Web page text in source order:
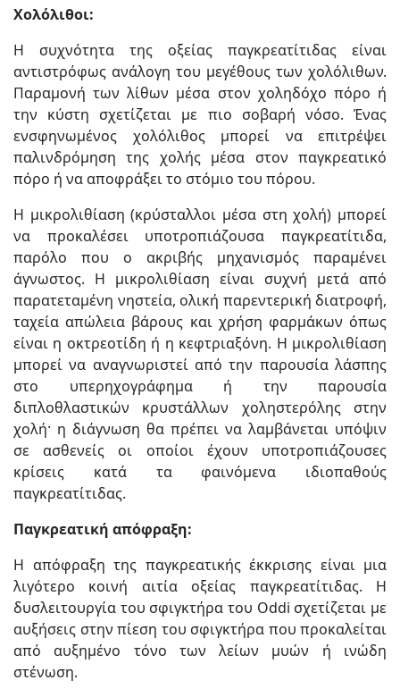
Χολόλιθοι:
Η συχνότητα της οξείας παγκρεατίτιδας είναι
αντιστρόφως ανάλογη του μεγέθους των χολόλιθων.
Παραμονή των λίθων μέσα στον χοληδόχο πόρο ή
την κύστη σχετίζεται με πιο σοβαρή νόσο. Ένας
ενσφηνωμένος χολόλιθος μπορεί να επιτρέψει
παλινδρόμηση της χολής μέσα στον παγκρεατικό
πόρο ή να αποφράξει το στόμιο του πόρου.
Η μικρολιθίαση (κρύσταλλοι μέσα στη χολή) μπορεί
να προκαλέσει υποτροπιάζουσα παγκρεατίτιδα,
παρόλο που ο ακριβής μηχανισμός παραμένει
άγνωστος. Η μικρολιθίαση είναι συχνή μετά από
παρατεταμένη νηστεία, ολική παρεντερική διατροφή,
ταχεία απώλεια βάρους και χρήση φαρμάκων όπως
είναι η οκτρεοτίδη ή η κεφτριαξόνη. Η μικρολιθίαση
μπορεί να αναγνωριστεί από την παρουσία λάσπης
στο υπερηχογράφημα ή την παρουσία
διπλοθλαστικών κρυστάλλων χοληστερόλης στην
χολή· η διάγνωση θα πρέπει να λαμβάνεται υπόψιν
σε ασθενείς οι οποίοι έχουν υποτροπιάζουσες
κρίσεις κατά τα φαινόμενα ιδιοπαθούς
παγκρεατίτιδας.
Παγκρεατική απόφραξη:
Η απόφραξη της παγκρεατικής έκκρισης είναι μια
λιγότερο κοινή αιτία οξείας παγκρεατίτιδας. Η
δυσλειτουργία του σφιγκτήρα του Oddi σχετίζεται με
αυξήσεις στην πίεση του σφιγκτήρα που προκαλείται
από αυξημένο τόνο των λείων μυών ή ινώδη
στένωση.